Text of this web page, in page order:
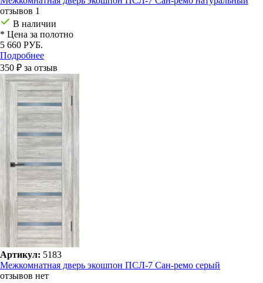
отзывов 1
В наличии
* Цена за полотно
5 660 РУБ.
Подробнее
350 ₽ за отзыв
Артикул: 5183
Межкомнатная дверь экошпон ПСЛ-7 Сан-ремо серый
отзывов нет